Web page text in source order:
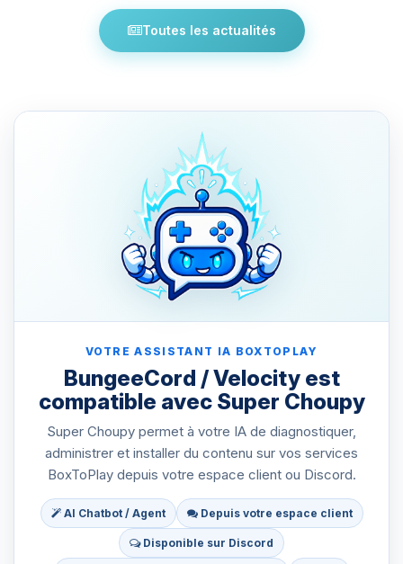
Toutes les actualités
VOTRE ASSISTANT IA BOXTOPLAY
BungeeCord / Velocity est
compatible avec Super Choupy
Super Choupy permet à votre IA de diagnostiquer,
administrer et installer du contenu sur vos services
BoxToPlay depuis votre espace client ou Discord.
AI Chatbot / Agent Depuis votre espace client
Disponible sur Discord